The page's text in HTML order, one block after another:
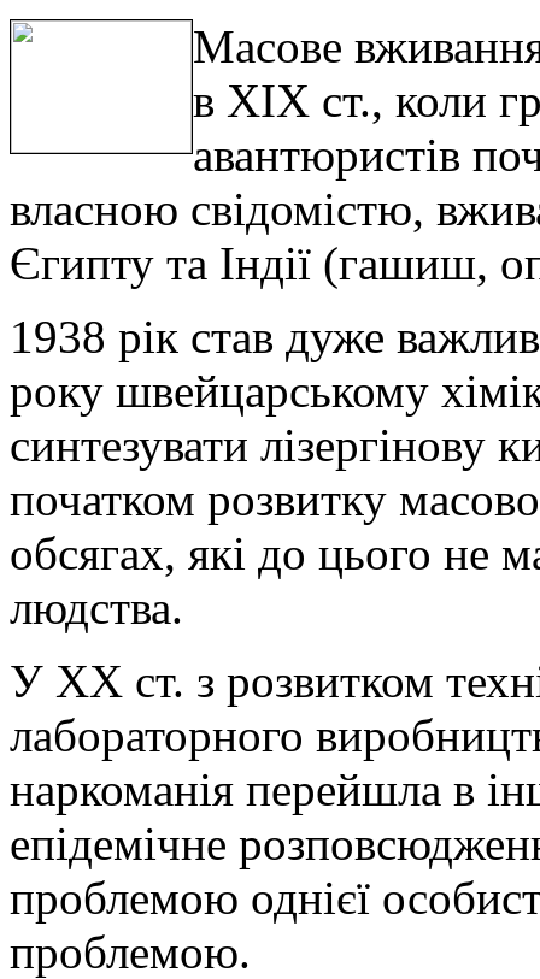
Масове
в XIX ст., коли
авантюристів
власною свідомістю,
Єгипту та Індії (гашиш,
1938 рік став дуже
року швейцарському
синтезувати
початком розвитку
обсягах, які до цього не
людства.
У XX ст. з розвитком
лабораторного
наркоманія перейшла в
епідемічне
проблемою однієї
проблемою.